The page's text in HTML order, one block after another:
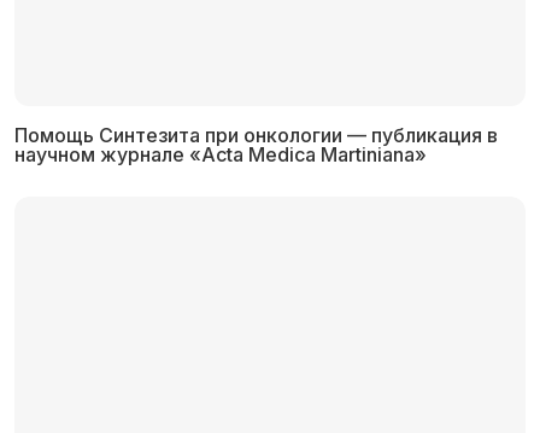
Помощь Синтезита при онкологии — публикация в
научном журнале «Acta Medica Martiniana»